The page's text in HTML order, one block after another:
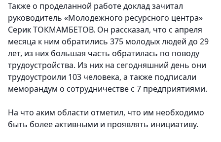
Также о проделанной работе доклад зачитал
руководитель «Молодежного ресурсного центра»
Серик ТОКМАМБЕТОВ. Он рассказал, что с апреля
месяца к ним обратились 375 молодых людей до 29
лет, из них большая часть обратилась по поводу
трудоустройства. Из них на сегодняшний день они
трудоустроили 103 человека, а также подписали
меморандум о сотрудничестве с 7 предприятиями.
На что аким области отметил, что им необходимо
быть более активными и проявлять инициативу.